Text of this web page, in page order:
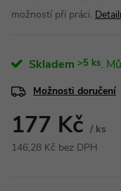
možností při práci.
Skladem >5 ks
Možnosti doručení
177 Kč / ks
146,28 Kč bez DPH